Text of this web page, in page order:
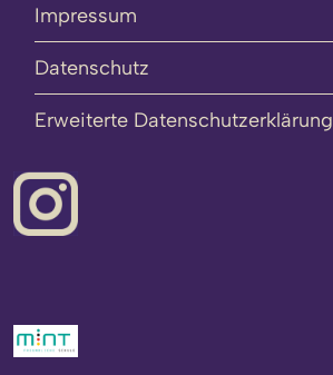
Impressum
Datenschutz
Erweiterte Datenschutzerklärung